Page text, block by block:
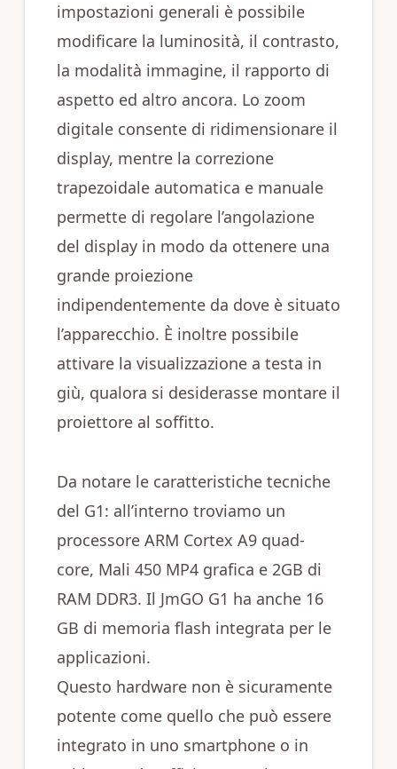
impostazioni generali è possibile
modificare la luminosità, il contrasto,
la modalità immagine, il rapporto di
aspetto ed altro ancora. Lo zoom
digitale consente di ridimensionare il
display, mentre la correzione
trapezoidale automatica e manuale
permette di regolare l’angolazione
del display in modo da ottenere una
grande proiezione
indipendentemente da dove è situato
l’apparecchio. È inoltre possibile
attivare la visualizzazione a testa in
giù, qualora si desiderasse montare il
proiettore al soffitto.
Da notare le caratteristiche tecniche
del G1: all’interno troviamo un
processore ARM Cortex A9 quad-
core, Mali 450 MP4 grafica e 2GB di
RAM DDR3. Il JmGO G1 ha anche 16
GB di memoria flash integrata per le
applicazioni.
Questo hardware non è sicuramente
potente come quello che può essere
integrato in uno smartphone o in